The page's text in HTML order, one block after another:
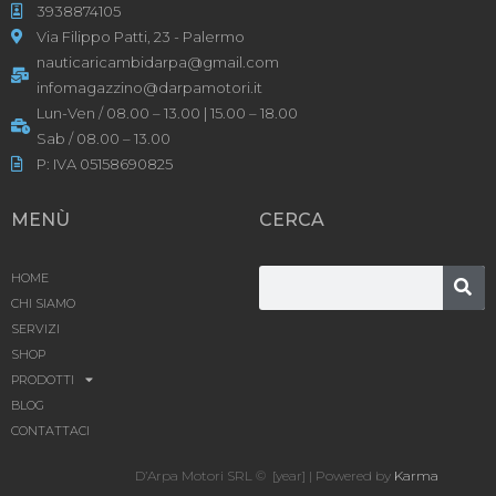
3938874105
Via Filippo Patti, 23 - Palermo
nauticaricambidarpa@gmail.com
infomagazzino@darpamotori.it
Lun-Ven / 08.00 – 13.00 | 15.00 – 18.00
Sab / 08.00 – 13.00
P: IVA 05158690825
MENÙ
HOME
CHI SIAMO
SERVIZI
SHOP
PRODOTTI
BLOG
CONTATTACI
CERCA
D’Arpa Motori SRL © [year] | Powered by Karma